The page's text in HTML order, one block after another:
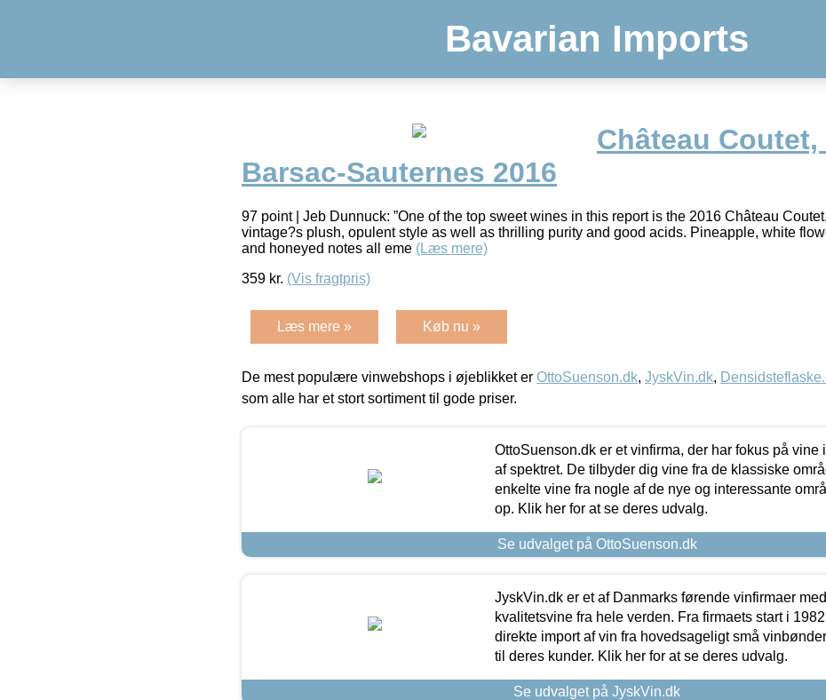
Bavarian Imports
Château Coutet,
Barsac-Sauternes 2016
97 point | Jeb Dunnuck: ”One of the top sweet wines in this report is the 2016 Château
vintage?s plush, opulent style as well as thrilling purity and good acids. Pineapple, white
and honeyed notes all eme (Læs mere)
359 kr. (Vis fragtpris)
Læs mere » Køb nu »
De mest populære vinwebshops i øjeblikket er OttoSuenson.dk, JyskVin.dk,
som alle har et stort sortiment til gode priser.
OttoSuenson.dk er et vinfirma, der har fokus på vine
af spektret. De tilbyder dig vine fra de klassiske
enkelte vine fra nogle af de nye og interessante
op. Klik her for at se deres udvalg.
Se udvalget på OttoSuenson.dk
JyskVin.dk er et af Danmarks førende vinfirmaer
kvalitetsvine fra hele verden. Fra firmaets start i
direkte import af vin fra hovedsageligt små
til deres kunder. Klik her for at se deres udvalg.
Se udvalget på JyskVin.dk